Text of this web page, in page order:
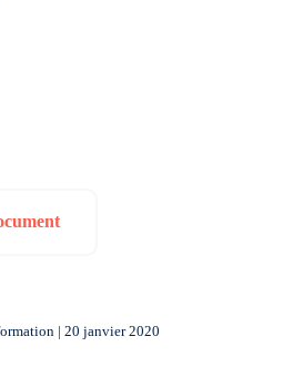
| 20 janvier 2020